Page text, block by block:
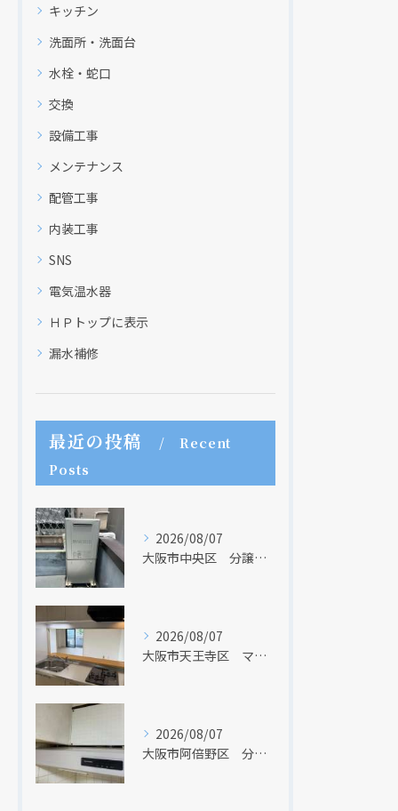
キッチン
洗面所・洗面台
水栓・蛇口
交換
設備工事
メンテナンス
配管工事
内装工事
SNS
電気温水器
ＨＰトップに表示
漏水補修
最近の投稿
Recent
Posts
2026/08/07
大阪市中央区 分譲マンションの給湯器取替リフォーム工事 UV除菌機能搭載給湯器
2026/08/07
大阪市天王寺区 マンションのキッチン取替及び内装リフォーム工事 クリナップ
2026/08/07
大阪市阿倍野区 分譲マンションのレンジフード取替リフォーム工事 タカラスタンダード